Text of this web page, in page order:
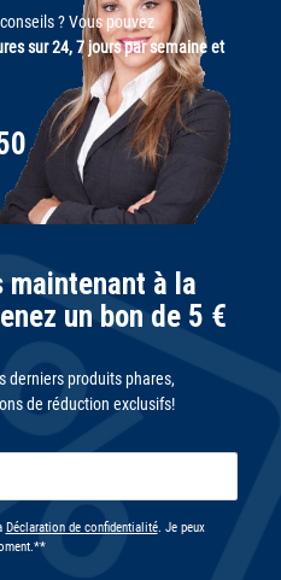
? Vous pouvez
sur 24, 7 jours par semaine et
maintenant à la
un bon de 5 €
derniers produits phares,
de réduction exclusifs!
Déclaration de confidentialité. Je peux